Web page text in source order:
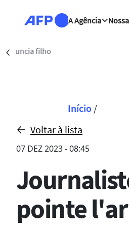
A Agência
Précédent
Início /
Voltar à lista
07 DEZ 2023 - 08:45
pointe